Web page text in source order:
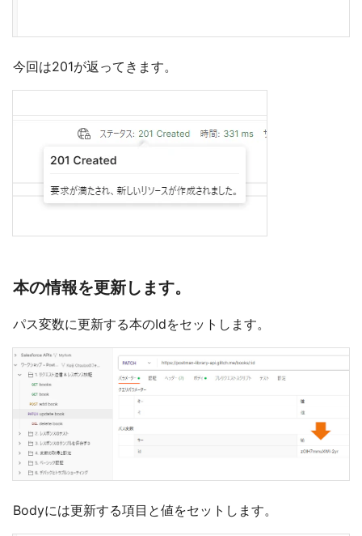
今回は201が返ってきます。
本の情報を更新します。
パス変数に更新する本のIdをセットします。
Bodyには更新する項目と値をセットします。